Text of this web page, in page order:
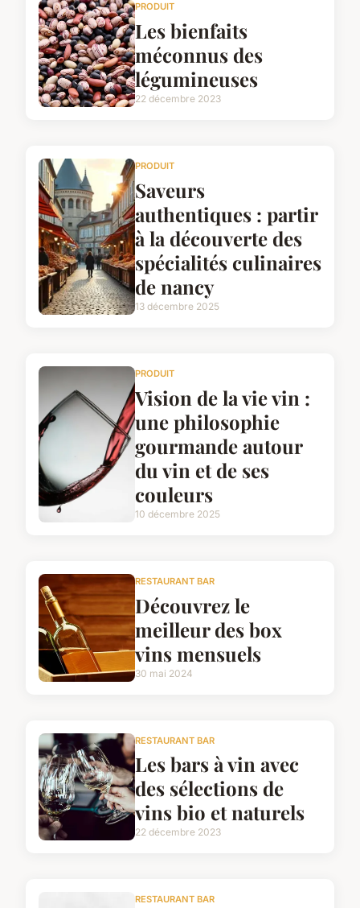
PRODUIT
Les bienfaits
méconnus des
légumineuses
22 décembre 2023
PRODUIT
Saveurs
authentiques : partir
à la découverte des
spécialités culinaires
de nancy
13 décembre 2025
PRODUIT
Vision de la vie vin :
une philosophie
gourmande autour
du vin et de ses
couleurs
10 décembre 2025
RESTAURANT BAR
Découvrez le
meilleur des box
vins mensuels
30 mai 2024
RESTAURANT BAR
Les bars à vin avec
des sélections de
vins bio et naturels
22 décembre 2023
RESTAURANT BAR